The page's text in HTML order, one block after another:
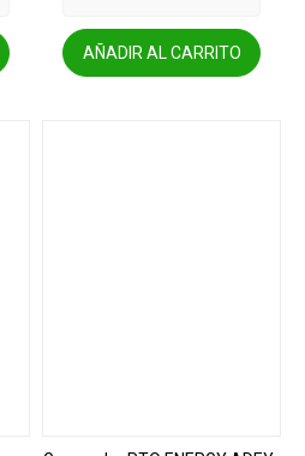
AÑADIR AL CARRITO